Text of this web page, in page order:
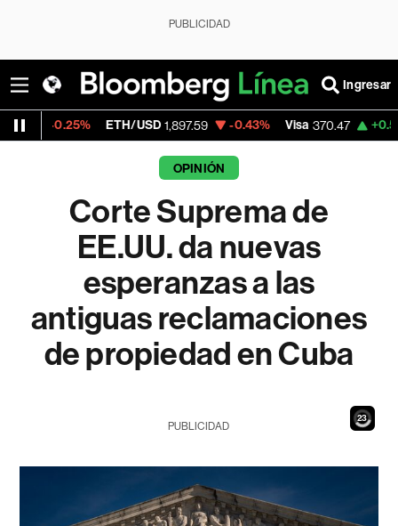
PUBLICIDAD
Ingresar
ETH/USD 1,897.59 -0.43% Visa 370.47 +0.52%
OPINIÓN
Corte Suprema de
EE.UU. da nuevas
esperanzas a las
antiguas reclamaciones
de propiedad en Cuba
21
PUBLICIDAD